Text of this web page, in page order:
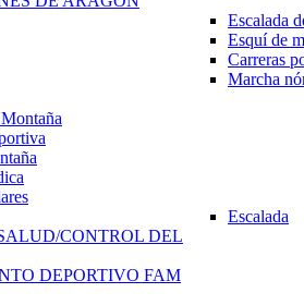
Escalada
Esquí de
Carreras
Marcha
Escalada
CONTROL DEL
DEPORTIVO FAM